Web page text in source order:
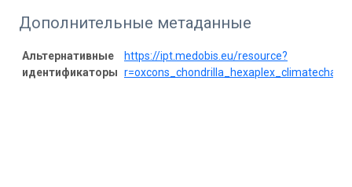
Дополнительные метаданные
Альтернативные
идентификаторы
https://ipt.medobis.eu/resource?